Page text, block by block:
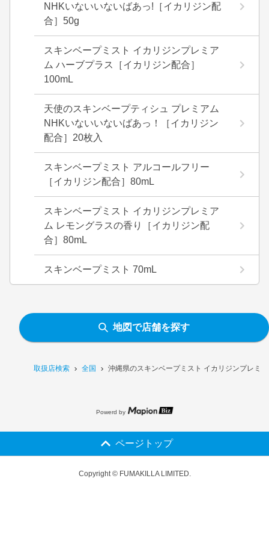
取扱店検索 全国 沖縄県のスキンベープミスト イカリジンプレミ
NHKいないいないばあっ!［イカリジン配
合］50g
スキンベープミスト イカリジンプレミア
ム ハーブプラス［イカリジン配合］
100mL
天使のスキンベープティシュ プレミアム
NHKいないいないばあっ！［イカリジン
配合］20枚入
スキンベープミスト アルコールフリー
［イカリジン配合］80mL
スキンベープミスト イカリジンプレミア
ム レモングラスの香り［イカリジン配
合］80mL
スキンベープミスト 70mL
地図で店舗を探す
Powerd by
ページトップ
Copyright © FUMAKILLA LIMITED.